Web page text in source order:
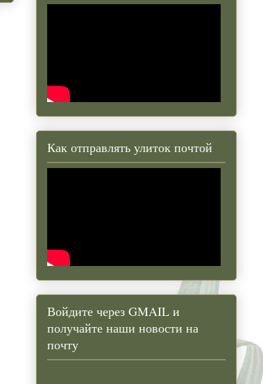
Как отправлять улиток почтой
Войдите через GMAIL и
получайте наши новости на
почту